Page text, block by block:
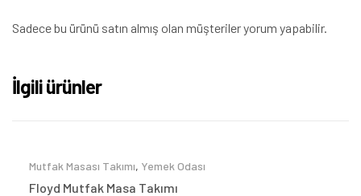
Sadece bu ürünü satın almış olan müşteriler yorum yapabilir.
İlgili ürünler
Mutfak Masası Takımı, Yemek Odası
Floyd Mutfak Masa Takımı